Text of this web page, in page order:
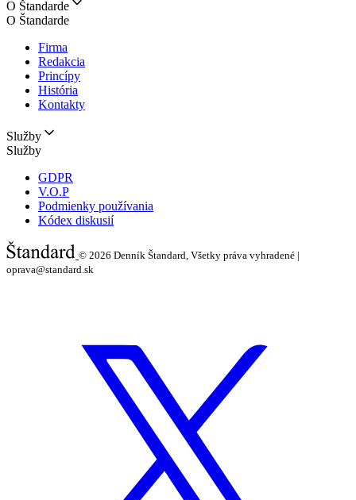
O Štandarde
O Štandarde
Firma
Redakcia
Princípy
História
Kontakty
Služby
Služby
GDPR
V.O.P
Podmienky používania
Kódex diskusií
© 2026 Denník Štandard, Všetky práva vyhradené |
oprava@standard.sk